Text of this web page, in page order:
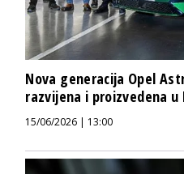
Nova generacija Opel
razvijena i proizvedena u
15/06/2026 | 13:00